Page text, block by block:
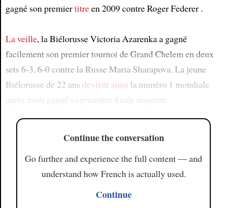
Article
gagné son premiertitreen 2009 contre Roger Federer .
La veille, la Biélorusse Victoria Azarenka a gagné
facilement son premier tournoi de Grand Chelem en deux
sets 6-3, 6-0 contre la Russe Maria Sharapova. La jeune
Biélorusse de 22 ans devient ainsi la numéro 1 mondiale
après avoir gagné sa première finale majeure.
Continue the conversation
Go further and experience the full content — and
understand how French is actually used.
Continue